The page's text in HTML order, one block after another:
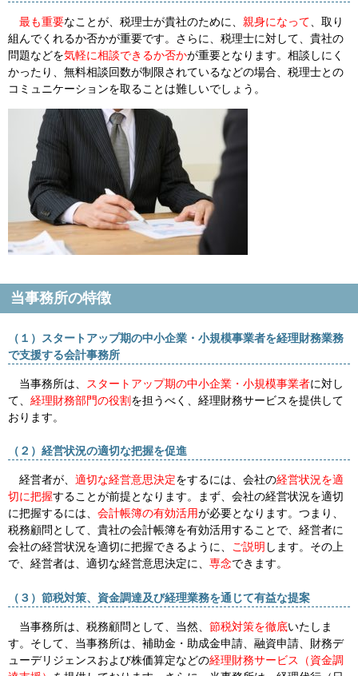
最も重要なことが、税理士が貴社のために、 親身になって 、取り
組んでくれるか否かが重要です。さらに、税理士に対して、貴社の
問題などを気軽に相談できるか否かが重要となります。相談しにく
かったり、無料相談回数が制限されているなどの場合、税理士との
コミュニケーションを取ることは難しいでしょう。
当事務所の特徴
（１）スタートアップ期の中小企業・小規模事業者を経理財務業務
で支援する会計事務所
当事務所は、 スタートアップ期の中小企業・小規模事業者に対し
て、 経理財務部門の役割 を担うべく、経理財務サービスを提供して
おります。
（２）経営状況の適切な把握を促進
経営者が、 適切な経営意思決定をするには、会社の経営状況を適
切に把握することが前提となります。まず、会社の経営状況を適切
に把握するには、 会計帳簿の有効活用が必要となります。つまり、
税務顧問として、貴社の会計帳簿を有効活用することで、経営者に
会社の経営状況を適切に把握できるように、 ご説明 します。その上
で、経営者は、適切な経営意思決定に、 専念できます。
（３）節税対策、資金調達及び経理業務を通じて有益な提案
当事務所は、税務顧問として、当然、 節税対策を徹底いたしま
す。そして、当事務所は、補助金・助成金申請、融資申請、財務デ
ューデリジェンスおよび株価算定などの経理財務サービス（資金調